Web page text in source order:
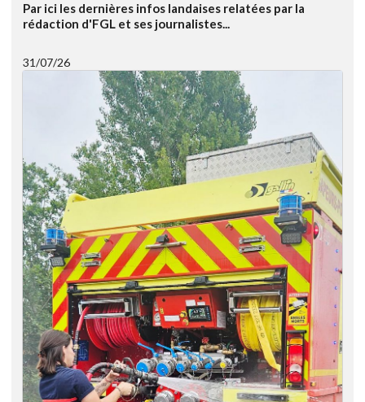
Par ici les dernières infos landaises relatées par la
rédaction d'FGL et ses journalistes...
31/07/26